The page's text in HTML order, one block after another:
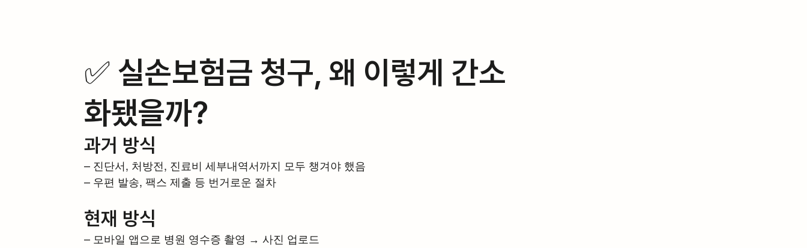
✅ 실손보험금 청구, 왜 이렇게 간소
화됐을까?
과거 방식
– 진단서, 처방전, 진료비 세부내역서까지 모두 챙겨야 했음
– 우편 발송, 팩스 제출 등 번거로운 절차
현재 방식
– 모바일 앱으로 병원 영수증 촬영 → 사진 업로드